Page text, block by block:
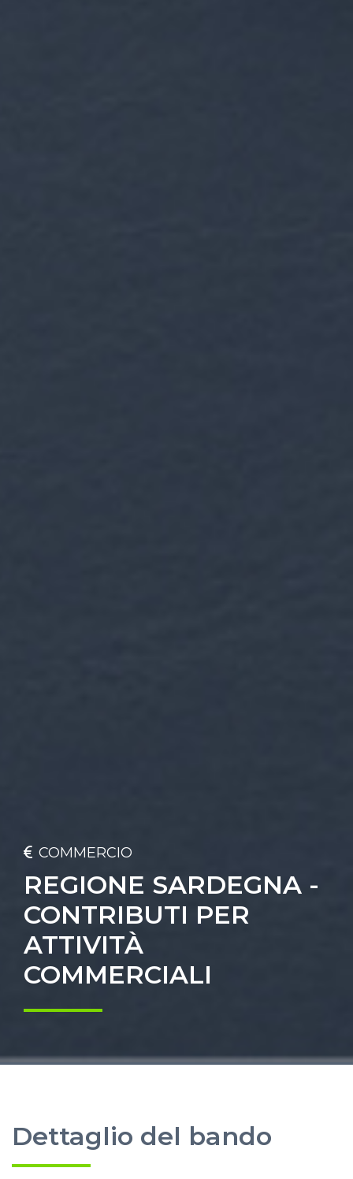
COMMERCIO
REGIONE SARDEGNA -
CONTRIBUTI PER
ATTIVITÀ
COMMERCIALI
Dettaglio del bando